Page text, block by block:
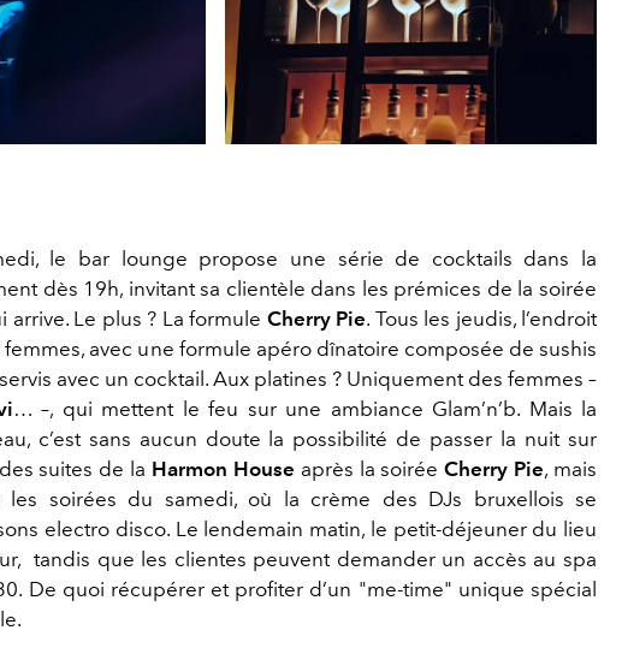
le bar lounge propose une série de cocktails dans la
dès 19h, invitant sa clientèle dans les prémices de la soirée
arrive. Le plus ? La formule Cherry Pie. Tous les jeudis, l’endroit
femmes, avec une formule apéro dînatoire composée de sushis
avec un cocktail. Aux platines ? Uniquement des femmes –
… –, qui mettent le feu sur une ambiance Glam’n’b. Mais la
c’est sans aucun doute la possibilité de passer la nuit sur
suites de la Harmon House après la soiréeCherry Pie, mais
les soirées du samedi, où la crème des DJs bruxellois se
electro disco. Le lendemain matin, le petit-déjeuner du lieu
tandis que les clientes peuvent demander un accès au spa
De quoi récupérer et profiter d’un "me-time" unique spécial